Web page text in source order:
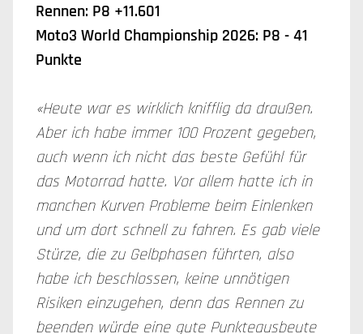
Rennen: P8 +11.601
Moto3 World Championship 2026: P8 - 41
Punkte
«Heute war es wirklich knifflig da draußen.
Aber ich habe immer 100 Prozent gegeben,
auch wenn ich nicht das beste Gefühl für
das Motorrad hatte. Vor allem hatte ich in
manchen Kurven Probleme beim Einlenken
und um dort schnell zu fahren. Es gab viele
Stürze, die zu Gelbphasen führten, also
habe ich beschlossen, keine unnötigen
Risiken einzugehen, denn das Rennen zu
beenden würde eine gute Punkteausbeute